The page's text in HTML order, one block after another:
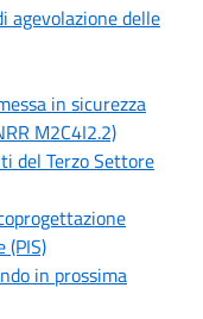
agevolazione delle
in sicurezza
M2C4I2.2)
del Terzo Settore
in prossima